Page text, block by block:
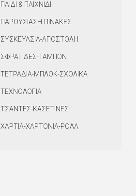
ΠΑΙΔΙ & ΠΑΙΧΝΙΔΙ
ΠΑΡΟΥΣΙΑΣΗ-ΠΙΝΑΚΕΣ
ΣΥΣΚΕΥΑΣΙΑ-ΑΠΟΣΤΟΛΗ
ΣΦΡΑΓΙΔΕΣ-ΤΑΜΠΟΝ
ΤΕΤΡΑΔΙΑ-ΜΠΛΟΚ-ΣΧΟΛΙΚΑ
ΤΕΧΝΟΛΟΓΙΑ
ΤΣΑΝΤΕΣ-ΚΑΣΕΤΙΝΕΣ
ΧΑΡΤΙΑ-ΧΑΡΤΟΝΙΑ-ΡΟΛΑ